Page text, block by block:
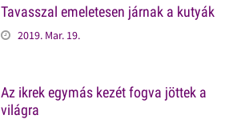
Tavasszal emeletesen járnak a kutyák
2019. Mar. 19.
Az ikrek egymás kezét fogva jöttek a
világra